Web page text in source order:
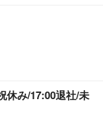
休み/17:00退社/未